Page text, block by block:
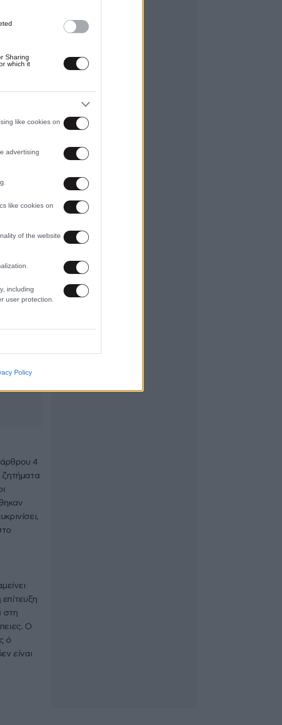
Sharing
which it
like cookies on
advertising
like cookies on
of the website
including
user protection.
Policy
αν
άρθρου 4
στη
Ο
ό
είναι